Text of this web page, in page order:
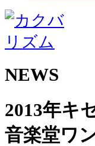
NEWS
2013年キ
音楽堂ワ